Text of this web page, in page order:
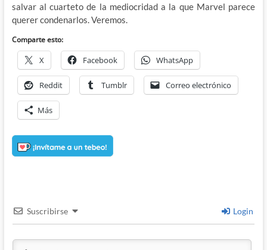
salvar al cuarteto de la mediocridad a la que Marvel parece
querer condenarlos. Veremos.
Comparte esto:
X Facebook WhatsApp
Reddit Tumblr Correo electrónico
Más
Suscribirse Login